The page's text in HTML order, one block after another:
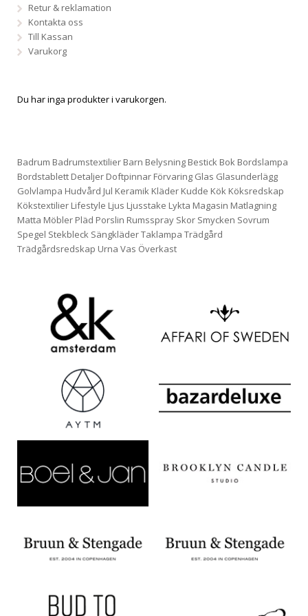
Retur & reklamation
Kontakta oss
Till Kassan
Varukorg
Du har inga produkter i varukorgen.
Badrum Badrumstextilier Barn Belysning Bestick Bok Bordslampa
Bordstablett Detaljer Doftpinnar Förvaring Glas Glasunderlägg
Golvlampa Hudvård Jul Keramik Kläder Kudde Kök Köksredskap
Kökstextilier Lifestyle Ljus Ljusstake Lykta Magasin Matlagning
Matta Möbler Pläd Porslin Rumsspray Skor Smycken Sovrum
Spegel Stekbleck SängkläderTaklampa Trädgård
Trädgårdsredskap Urna Vas Överkast